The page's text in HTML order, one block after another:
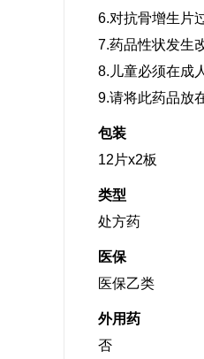
6.对抗骨增生片
7.药品性状发生
8.儿童必须在成
9.请将此药品放
包装
12片x2板
类型
处方药
医保
医保乙类
外用药
否